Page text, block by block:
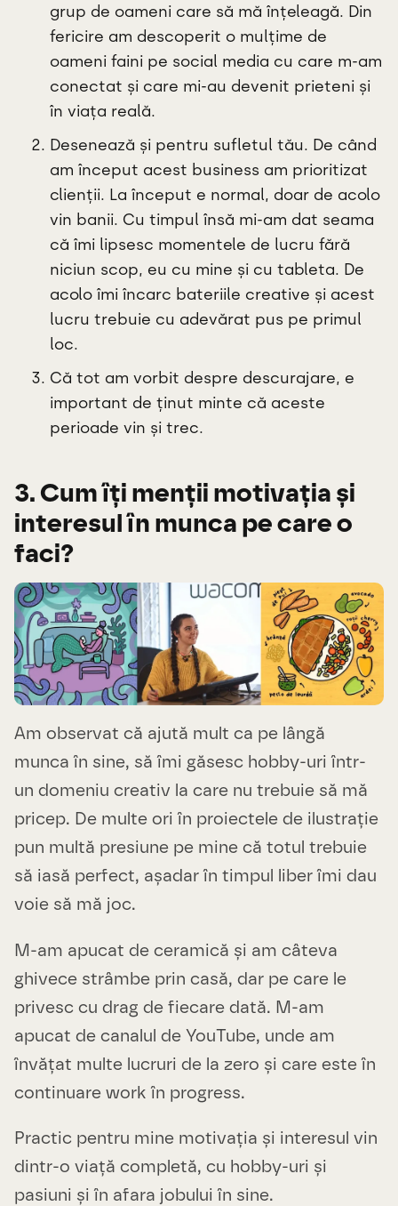
grup de oameni care să mă înțeleagă. Din
fericire am descoperit o mulțime de
oameni faini pe social media cu care m-am
conectat și care mi-au devenit prieteni și
în viața reală.
Desenează și pentru sufletul tău. De când
am început acest business am prioritizat
clienții. La început e normal, doar de acolo
vin banii. Cu timpul însă mi-am dat seama
că îmi lipsesc momentele de lucru fără
niciun scop, eu cu mine și cu tableta. De
acolo îmi încarc bateriile creative și acest
lucru trebuie cu adevărat pus pe primul
loc.
Că tot am vorbit despre descurajare, e
important de ținut minte că aceste
perioade vin și trec.
3. Cum îți menții motivația și
interesul în munca pe care o
faci?
Am observat că ajută mult ca pe lângă
munca în sine, să îmi găsesc hobby-uri într-
un domeniu creativ la care nu trebuie să mă
pricep. De multe ori în proiectele de ilustrație
pun multă presiune pe mine că totul trebuie
să iasă perfect, așadar în timpul liber îmi dau
voie să mă joc.
M-am apucat de ceramică și am câteva
ghivece strâmbe prin casă, dar pe care le
privesc cu drag de fiecare dată. M-am
apucat de canalul de YouTube, unde am
învățat multe lucruri de la zero și care este în
continuare work în progress.
Practic pentru mine motivația și interesul vin
dintr-o viață completă, cu hobby-uri și
pasiuni și în afara jobului în sine.